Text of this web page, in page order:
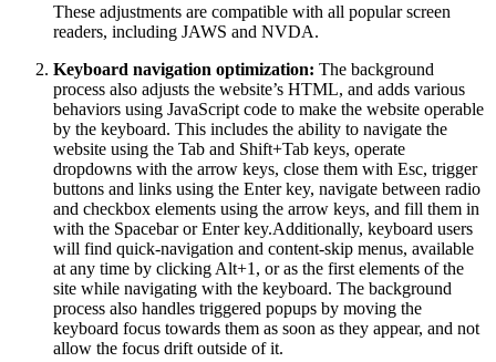
These adjustments are compatible with all popular screen
readers, including JAWS and NVDA.
Keyboard navigation optimization: The background
process also adjusts the website’s HTML, and adds various
behaviors using JavaScript code to make the website operable
by the keyboard. This includes the ability to navigate the
website using the Tab and Shift+Tab keys, operate
dropdowns with the arrow keys, close them with Esc, trigger
buttons and links using the Enter key, navigate between radio
and checkbox elements using the arrow keys, and fill them in
with the Spacebar or Enter key.Additionally, keyboard users
will find quick-navigation and content-skip menus, available
at any time by clicking Alt+1, or as the first elements of the
site while navigating with the keyboard. The background
process also handles triggered popups by moving the
keyboard focus towards them as soon as they appear, and not
allow the focus drift outside of it.